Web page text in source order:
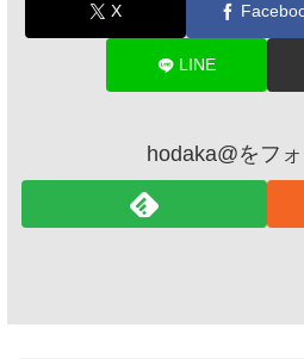
X
LINE
hodaka@をフ